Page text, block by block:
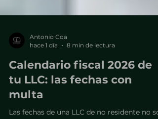
Antonio Coa
hace 1 día
8 min de lectura
Calendario fiscal 2026 de
tu LLC: las fechas con